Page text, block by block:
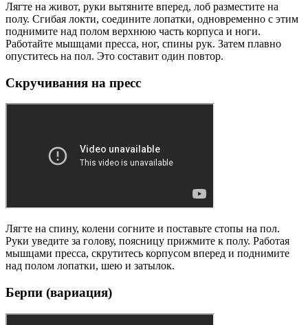
Лягте на живот, руки вытяните вперед, лоб разместите на
полу. Сгибая локти, соедините лопатки, одновременно с этим
поднимите над полом верхнюю часть корпуса и ноги.
Работайте мышцами пресса, ног, спины рук. Затем плавно
опуститесь на пол. Это составит один повтор.
Скручивания на пресс
Лягте на спину, колени согните и поставьте стопы на пол.
Руки уведите за голову, поясницу прижмите к полу. Работая
мышцами пресса, скрутитесь корпусом вперед и поднимите
над полом лопатки, шею и затылок.
Берпи (вариация)